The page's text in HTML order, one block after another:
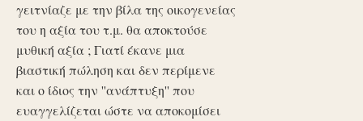
γειτνίαζε με την βίλα της οικογενείας
του η αξία του τ.μ. θα αποκτούσε
μυθική αξία ; Γιατί έκανε μια
βιαστική πώληση και δεν περίμενε
και ο ίδιος την ''ανάπτυξη'' που
ευαγγελίζεται ώστε να αποκομίσει